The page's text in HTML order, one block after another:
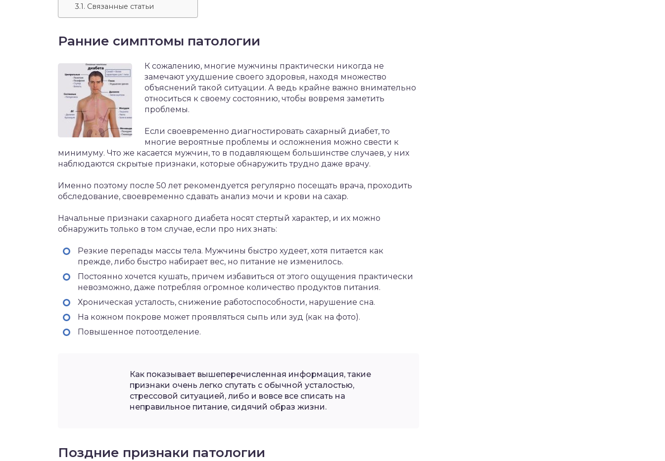
Связанные статьи
Ранние симптомы патологии
К сожалению, многие мужчины практически никогда не
замечают ухудшение своего здоровья, находя множество
объяснений такой ситуации. А ведь крайне важно внимательно
относиться к своему состоянию, чтобы вовремя заметить
проблемы.
Если своевременно диагностировать сахарный диабет, то
многие вероятные проблемы и осложнения можно свести к
минимуму. Что же касается мужчин, то в подавляющем большинстве случаев, у них
наблюдаются скрытые признаки, которые обнаружить трудно даже врачу.
Именно поэтому после 50 лет рекомендуется регулярно посещать врача, проходить
обследование, своевременно сдавать анализ мочи и крови на сахар.
Начальные признаки сахарного диабета носят стертый характер, и их можно
обнаружить только в том случае, если про них знать:
Резкие перепады массы тела. Мужчины быстро худеет, хотя питается как
прежде, либо быстро набирает вес, но питание не изменилось.
Постоянно хочется кушать, причем избавиться от этого ощущения практически
невозможно, даже потребляя огромное количество продуктов питания.
Хроническая усталость, снижение работоспособности, нарушение сна.
На кожном покрове может проявляться сыпь или зуд (как на фото).
Повышенное потоотделение.
Как показывает вышеперечисленная информация, такие
признаки очень легко спутать с обычной усталостью,
стрессовой ситуацией, либо и вовсе все списать на
неправильное питание, сидячий образ жизни.
Поздние признаки патологии